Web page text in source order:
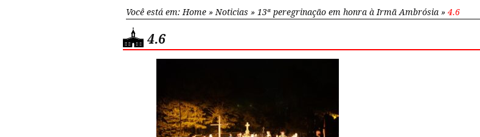
Você está em: Home » Noticias » 13ª peregrinação em honra à Irmã Ambrósia » 4.6
4.6